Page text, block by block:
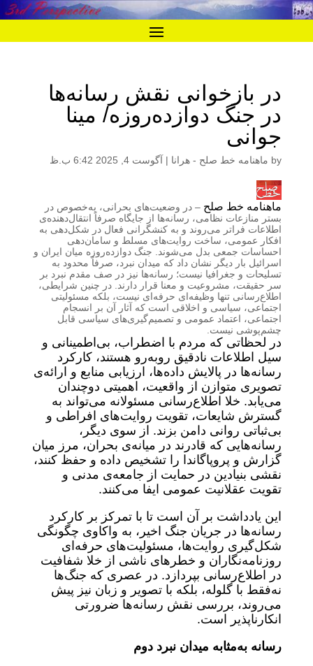
در بازخوانی نقش رسانه‌ها
در جنگ دوازده‌روزه/ مینا
جوانی
by ماهنامه خط صلح - هرانا | آگوست 4, 2025 6:42 ب.ظ
ماهنامه خط صلح – در وضعیت‌های بحرانی، به‌‌خصوص در
بستر منازعات نظامی، رسانه‌ها از جایگاه صرفاً انتقال‌دهنده‌ی
اطلاعات فراتر می‌روند و به کنشگرانی فعال در شکل‌دهی به
افکار عمومی، ساخت روایت‌های مسلط و سامان‌دهی
احساسات جمعی بدل می‌شوند. جنگ دوازده‌روزه میان ایران و
اسرائیل بار دیگر نشان داد که میدان نبرد، صرفاً محدود به
تسلیحات و جغرافیا نیست؛ رسانه‌ها نیز در صف مقدم نبرد بر
سر حقیقت، مشروعیت و معنا قرار دارند. در چنین شرایطی،
اطلاع‌رسانی تنها وظیفه‌ای حرفه‌ای نیست، بلکه مسئولیتی
اجتماعی، سیاسی و اخلاقی است که آثار آن بر انسجام
اجتماعی، اعتماد عمومی و تصمیم‌گیری‌های سیاسی قابل
چشم‌پوشی نیست.
در لحظاتی که مردم با اضطراب، بی‌اطمینانی و
سیل اطلاعات نادقیق روبه‌رو هستند، کارکرد
رسانه‌ها در پالایش داده‌ها، ارزیابی منابع و ارائه‌ی
تصویری متوازن از واقعیت، اهمیتی دوچندان
می‌یابد. خلا اطلاع‌رسانی مسئولانه می‌تواند به
گسترش شایعات، تقویت روایت‌های افراطی و
بی‌ثباتی روانی دامن بزند. از سوی دیگر،
رسانه‌هایی که قادرند در میانه‌ی بحران، مرز میان
گزارش و پروپاگاندا را تشخیص داده و حفظ کنند،
نقشی بنیادین در حمایت از جامعه‌ی مدنی و
تقویت عقلانیت عمومی ایفا می‌کنند.
این یادداشت بر آن است تا با تمرکز بر کارکرد
رسانه‌ها در جریان جنگ اخیر، به واکاوی چگونگی
شکل‌گیری روایت‌ها، مسئولیت‌های حرفه‌ای
روزنامه‌نگاران و خطرهای ناشی از خلا شفافیت
در اطلاع‌رسانی بپردازد. در عصری که جنگ‌ها
نه‌فقط با گلوله، بلکه با تصویر و زبان نیز پیش
می‌روند، بررسی نقش رسانه‌ها ضرورتی
انکارناپذیر است.
رسانه به‌مثابه میدان نبرد دوم